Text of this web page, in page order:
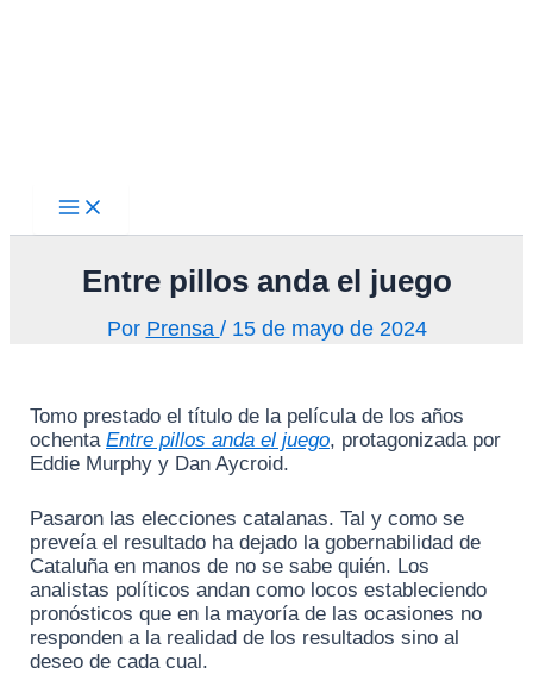
Entre pillos anda el juego
Por Prensa / 15 de mayo de 2024
Tomo prestado el título de la película de los años
ochenta Entre pillos anda el juego, protagonizada por
Eddie Murphy y Dan Aycroid.
Pasaron las elecciones catalanas. Tal y como se
preveía el resultado ha dejado la gobernabilidad de
Cataluña en manos de no se sabe quién. Los
analistas políticos andan como locos estableciendo
pronósticos que en la mayoría de las ocasiones no
responden a la realidad de los resultados sino al
deseo de cada cual.